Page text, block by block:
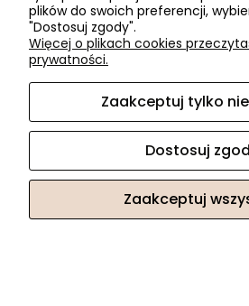
GAMET Uchwyt cieniow.(UN 4404)
1,98 zł
Cena regularna: 3,03 zł
plików do swoich preferencji,
"Dostosuj zgody".
Więcej o plikach cookies
prywatności.
Zaakceptuj tylko
Dostosuj
Zaakceptuj